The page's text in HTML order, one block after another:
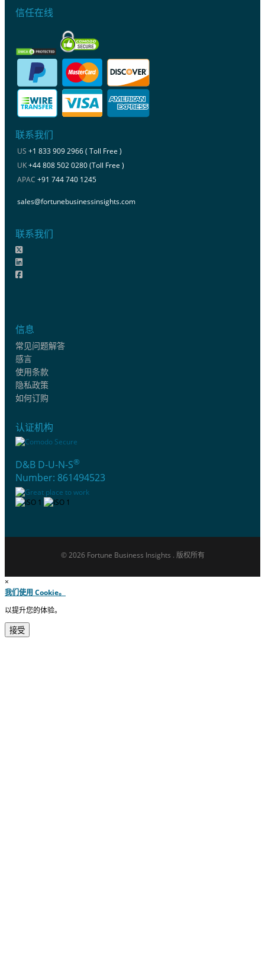
信任在线
联系我们
US +1 833 909 2966 ( Toll Free )
UK+44 808 502 0280 (Toll Free )
APAC +91 744 740 1245
sales@fortunebusinessinsights.com
联系我们
信息
常见问题解答
感言
使用条款
隐私政策
如何订购
认证机构
D&B D-U-N-S®
Number: 861494523
© 2026 Fortune Business Insights . 版权所有
×
我们使用 Cookie。
以提升您的体验。
接受